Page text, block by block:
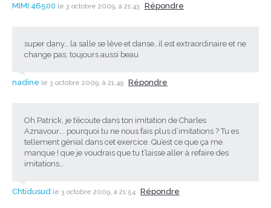
MIMI 46500 le 3 octobre 2009, à 21:43 Répondre
super dany… la salle se lève et danse…il est extraordinaire et ne
change pas; toujours aussi beau
nadine le 3 octobre 2009, à 21:49 Répondre
Oh Patrick, je t’écoute dans ton imitation de Charles
Aznavour…. pourquoi tu ne nous fais plus d’imitations ? Tu es
tellement génial dans cet exercice. Qu’est ce que ça me
manque ! que je voudrais que tu t’laisse aller à refaire des
imitations…
Chtidusud le 3 octobre 2009, à 21:54 Répondre